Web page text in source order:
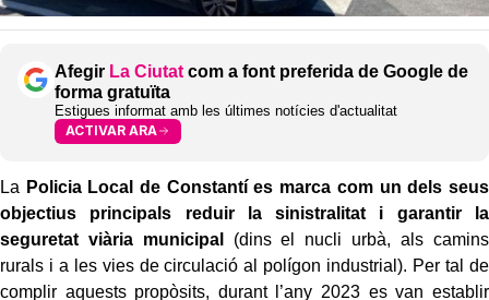
Afegir La Ciutat com a font preferida de Google de
forma gratuïta
Estigues informat amb les últimes notícies d'actualitat
ACTIVAR ARA
La Policia Local de Constantí es marca com un dels seus
objectius principals reduir la sinistralitat i garantir la
seguretat viària municipal
(dins el nucli urbà, als camins
rurals i a les vies de circulació al polígon industrial). Per tal de
complir aquests propòsits, durant l’any 2023 es van establir